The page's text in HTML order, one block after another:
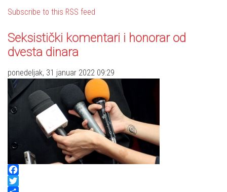
Subscribe to this RSS feed
Seksistički komentari i honorar od
dvesta dinara
ponedeljak, 31 januar 2022 09:29
Facebook